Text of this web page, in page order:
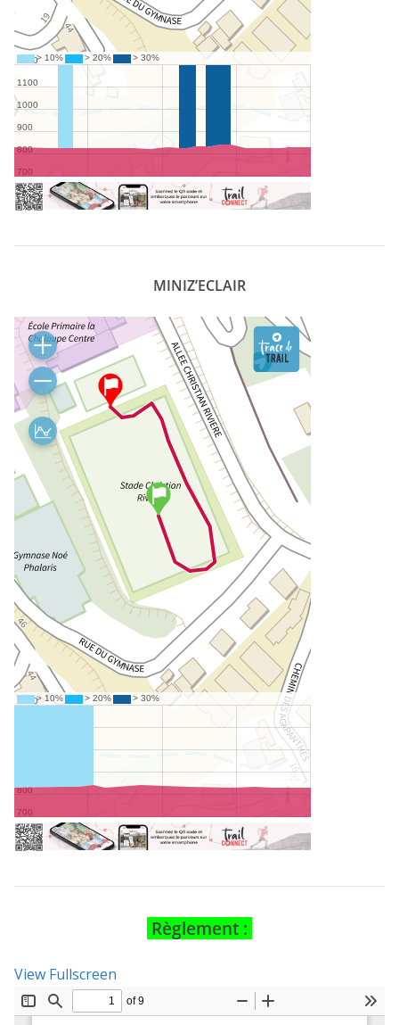
MINIZ’ECLAIR
Règlement :
View Fullscreen